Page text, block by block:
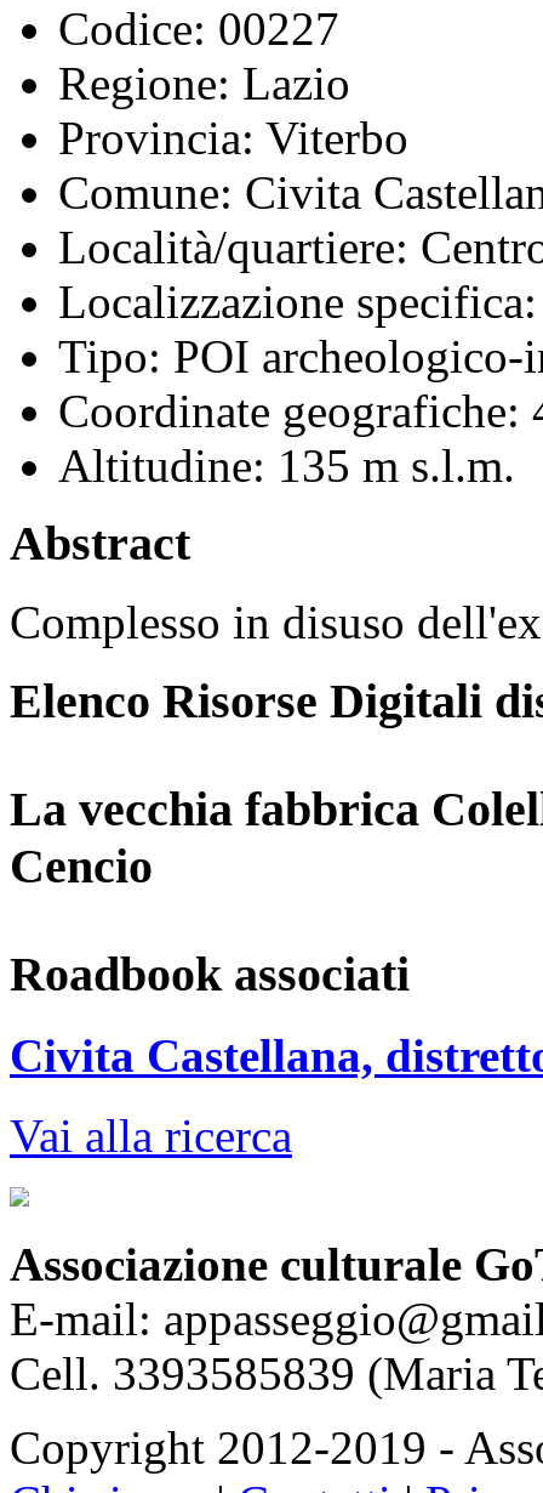
Codice: 00227
Regione: Lazio
Provincia: Viterbo
Comune: Civita
Località/quartiere:
Localizzazione specifica:
Tipo: POI archeologico-
Coordinate geografiche:
Altitudine: 135 m s.l.m.
Abstract
Complesso in disuso
Elenco Risorse Digitali
La vecchia fabbrica
Cencio
Roadbook associati
Civita Castellana,
Vai alla ricerca
Associazione culturale
E-mail:
Cell. 3393585839 (Maria
Copyright 2012-2019 -